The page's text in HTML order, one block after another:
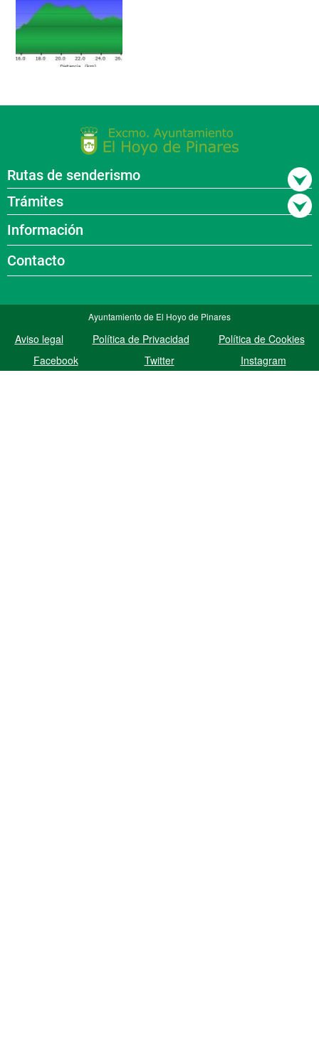
Rutas de senderismo
Trámites
Información
Contacto
Ayuntamiento de El Hoyo de Pinares
Aviso legal Política de Privacidad
Política de Cookies
Facebook
Twitter Instagram